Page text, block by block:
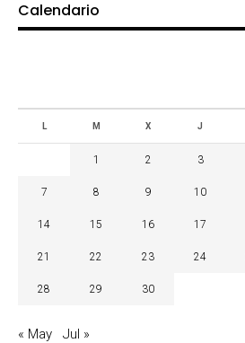
Calendario
L M X J
1 2 3
7 8 9 10
14 15 16 17
21 22 23 24
28 29 30
« May Jul »